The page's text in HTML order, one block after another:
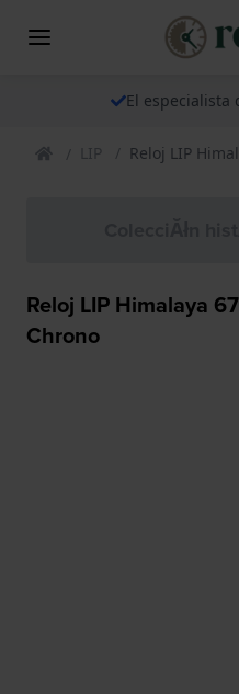
El especialista
LIP Reloj LIP
Reloj LIP Himalaya
Chrono